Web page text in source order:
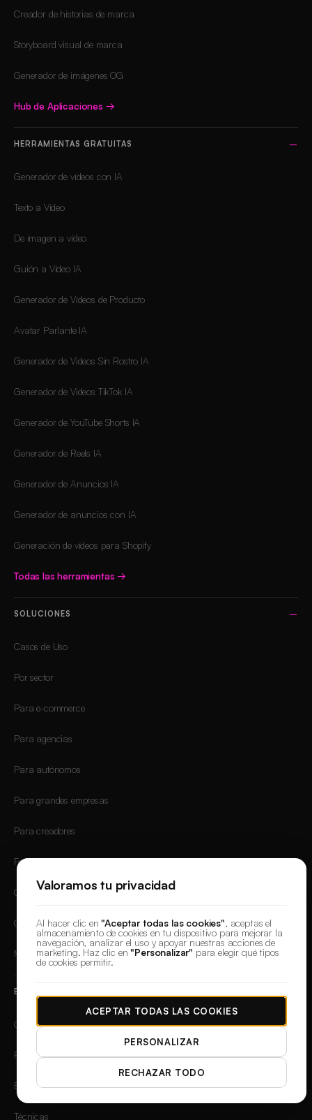
Creador de historias de marca
Storyboard visual de marca
Generador de imágenes OG
Hub de Aplicaciones →
HERRAMIENTAS GRATUITAS
Generador de vídeos con IA
Texto a Video
De imagen a vídeo
Guión a Vídeo IA
Generador de Vídeos de Producto
Avatar Parlante IA
Generador de Videos Sin Rostro IA
Generador de Videos TikTok IA
Generador de YouTube Shorts IA
Generador de Reels IA
Generador de Anuncios IA
Generador de anuncios con IA
Generación de vídeos para Shopify
Todas las herramientas→
SOLUCIONES
Casos de Uso
Por sector
Para e-commerce
Para agencias
Para autónomos
Para grandes empresas
Para creadores
Fotografía de producto
Creación de anuncios
Contenido para redes sociales
Miniaturas
EXPLORAR
Galería
Plantillas IA
Biblioteca de prompts
Técnicas
Valoramos tu privacidad
Al hacer clic en"Aceptar todas las cookies", aceptas el
almacenamiento de cookies en tu dispositivo para mejorar la
navegación, analizar el uso y apoyar nuestras acciones de
marketing. Haz clic en"Personalizar" para elegir qué tipos
de cookies permitir.
RECHAZAR TODO
PERSONALIZAR
ACEPTAR TODAS LAS COOKIES